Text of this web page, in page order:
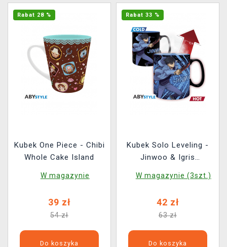
Rabat 28 %
Kubek One Piece - Chibi
Whole Cake Island
W magazynie
39 zł
54 zł
Do koszyka
Rabat 33 %
Kubek Solo Leveling -
Jinwoo & Igris
W magazynie (3szt.)
42 zł
63 zł
Do koszyka